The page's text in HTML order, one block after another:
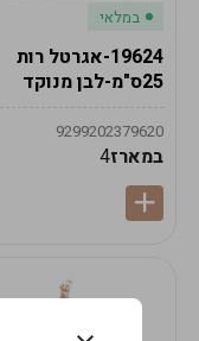
במלאי
19624-אגרטל רות
25ס"מ-לבן מנוקד
9299202379620
במארז4